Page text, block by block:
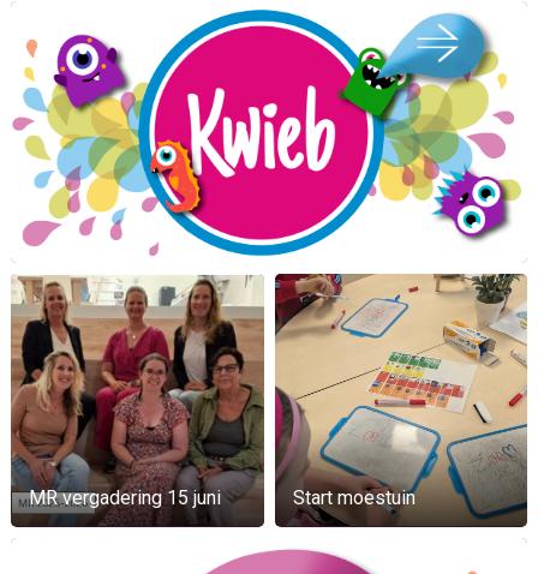
MR vergadering 15 juni Start moestuin